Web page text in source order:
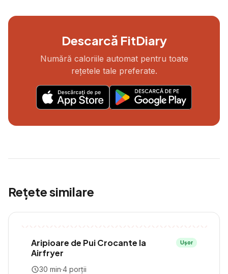
Descarcă FitDiary
Numără caloriile automat pentru toate
rețetele tale preferate.
Rețete similare
Aripioare de Pui Crocante la
Airfryer
Ușor
30 min·4 porții